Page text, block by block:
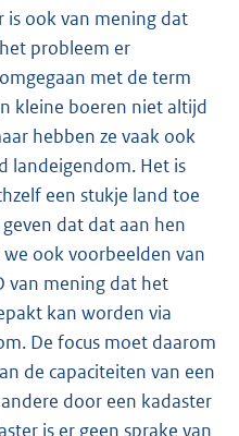
ook van mening dat
probleem er
met de term
kleine boeren niet altijd
hebben ze vaak ook
landeigendom. Het is
een stukje land toe
dat dat aan hen
ook voorbeelden van
van mening dat het
kan worden via
De focus moet daarom
de capaciteiten van een
door een kadaster
is er geen sprake van